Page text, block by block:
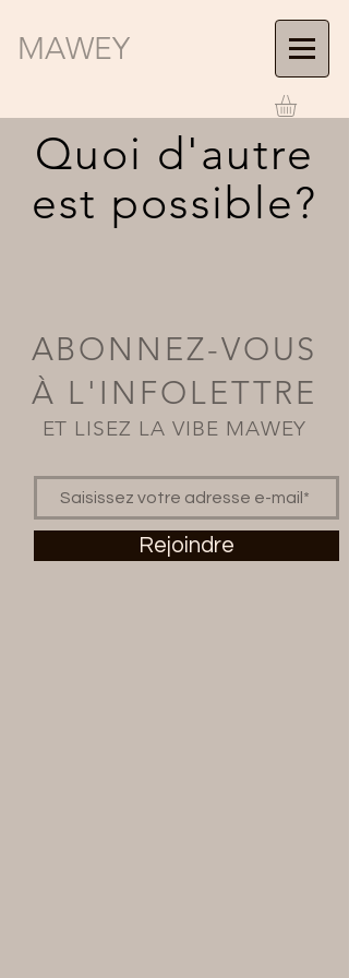
MAWEY
Quoi d'autre
est possible?
ABONNEZ-VOUS
À L'INFOLETTRE
ET LISEZ LA VIBE MAWEY
Rejoindre